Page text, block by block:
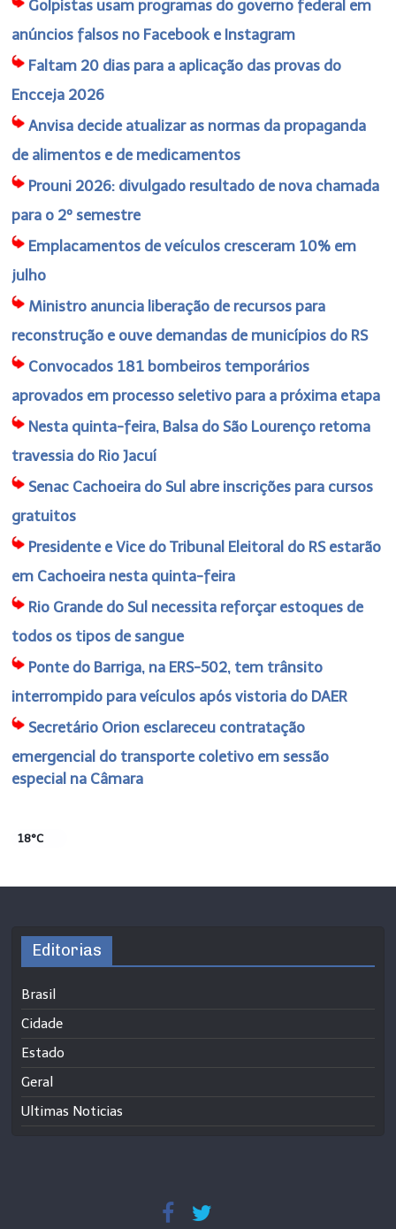
Golpistas usam programas do governo federal em
anúncios falsos no Facebook e Instagram
Faltam 20 dias para a aplicação das provas do
Encceja 2026
Anvisa decide atualizar as normas da propaganda
de alimentos e de medicamentos
Prouni 2026: divulgado resultado de nova chamada
para o 2º semestre
Emplacamentos de veículos cresceram 10% em
julho
Ministro anuncia liberação de recursos para
reconstrução e ouve demandas de municípios do RS
Convocados 181 bombeiros temporários
aprovados em processo seletivo para a próxima etapa
Nesta quinta-feira, Balsa do São Lourenço retoma
travessia do Rio Jacuí
Senac Cachoeira do Sul abre inscrições para cursos
gratuitos
Presidente e Vice do Tribunal Eleitoral do RS estarão
em Cachoeira nesta quinta-feira
Rio Grande do Sul necessita reforçar estoques de
todos os tipos de sangue
Ponte do Barriga, na ERS-502, tem trânsito
interrompido para veículos após vistoria do DAER
Secretário Orion esclareceu contratação
emergencial do transporte coletivo em sessão
especial na Câmara
18°C
Editorias
Brasil
Cidade
Estado
Geral
Ultimas Noticias